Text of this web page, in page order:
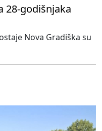
28-godišnjaka
Nova Gradiška su